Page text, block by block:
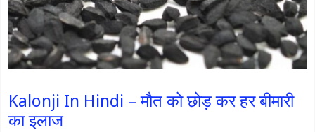
Kalonji In Hindi – मौत को छोड़ कर हर बीमारी
का इलाज